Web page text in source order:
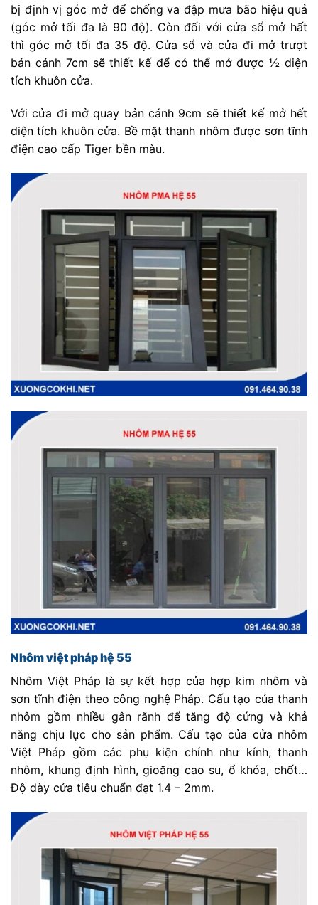
bị định vị góc mở để chống va đập mưa bão hiệu quả
(góc mở tối đa là 90 độ). Còn đối với cửa sổ mở hất
thì góc mở tối đa 35 độ. Cửa sổ và cửa đi mở trượt
bản cánh 7cm sẽ thiết kế để có thể mở được ½ diện
tích khuôn cửa.
Với cửa đi mở quay bản cánh 9cm sẽ thiết kế mở hết
diện tích khuôn cửa. Bề mặt thanh nhôm được sơn tĩnh
điện cao cấp Tiger bền màu.
Nhôm việt pháp hệ 55
Nhôm Việt Pháp là sự kết hợp của hợp kim nhôm và
sơn tĩnh điện theo công nghệ Pháp. Cấu tạo của thanh
nhôm gồm nhiều gân rãnh để tăng độ cứng và khả
năng chịu lực cho sản phẩm. Cấu tạo của cửa nhôm
Việt Pháp gồm các phụ kiện chính như kính, thanh
nhôm, khung định hình, gioăng cao su, ổ khóa, chốt…
Độ dày cửa tiêu chuẩn đạt 1.4 – 2mm.